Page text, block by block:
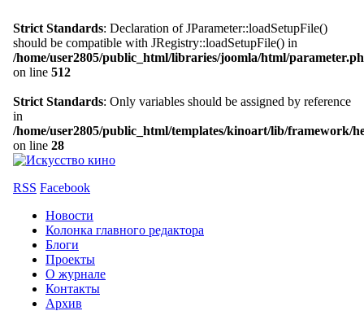
Strict Standards: Declaration of JParameter::loadSetupFile()
should be compatible with JRegistry::loadSetupFile() in
/home/user2805/public_html/libraries/joomla/html/
on line 512
Strict Standards: Only variables should be assigned by reference
in
/home/user2805/public_html/templates/kinoart/lib/framework/
on line 28
RSS Facebook
Новости
Колонка главного редактора
Блоги
Проекты
О журнале
Контакты
Архив